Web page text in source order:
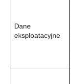
Dane
eksploatacyjne